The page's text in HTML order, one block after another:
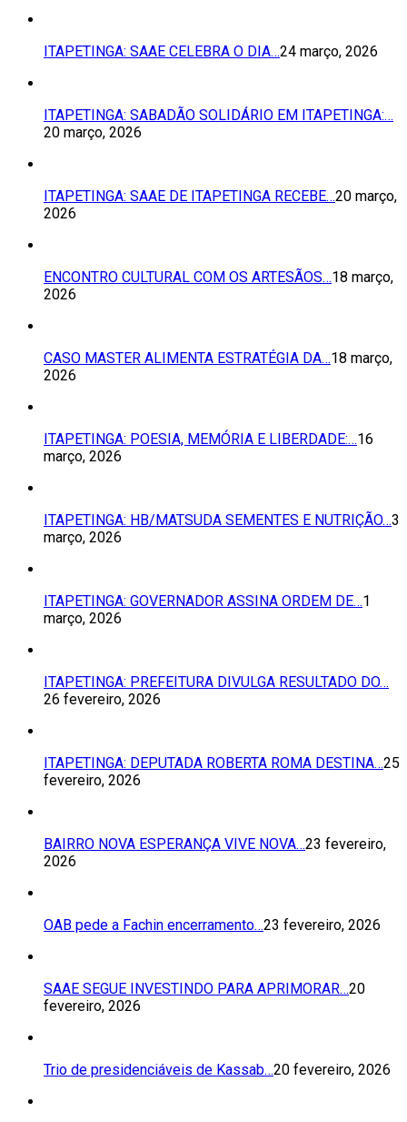
ITAPETINGA: SAAE CELEBRA O DIA…24 março, 2026
ITAPETINGA: SABADÃO SOLIDÁRIO EM ITAPETINGA:…
20 março, 2026
ITAPETINGA: SAAE DE ITAPETINGA RECEBE…20 março,
2026
ENCONTRO CULTURAL COM OS ARTESÃOS…18 março,
2026
CASO MASTER ALIMENTA ESTRATÉGIA DA…18 março,
2026
ITAPETINGA: POESIA, MEMÓRIA E LIBERDADE:…16
março, 2026
ITAPETINGA: HB/MATSUDA SEMENTES E NUTRIÇÃO…3
março, 2026
ITAPETINGA: GOVERNADOR ASSINA ORDEM DE…1
março, 2026
ITAPETINGA: PREFEITURA DIVULGA RESULTADO DO…
26 fevereiro, 2026
ITAPETINGA: DEPUTADA ROBERTA ROMA DESTINA…25
fevereiro, 2026
BAIRRO NOVA ESPERANÇA VIVE NOVA…23 fevereiro,
2026
OAB pede a Fachin encerramento…23 fevereiro, 2026
SAAE SEGUE INVESTINDO PARA APRIMORAR…20
fevereiro, 2026
Trio de presidenciáveis de Kassab…20 fevereiro, 2026